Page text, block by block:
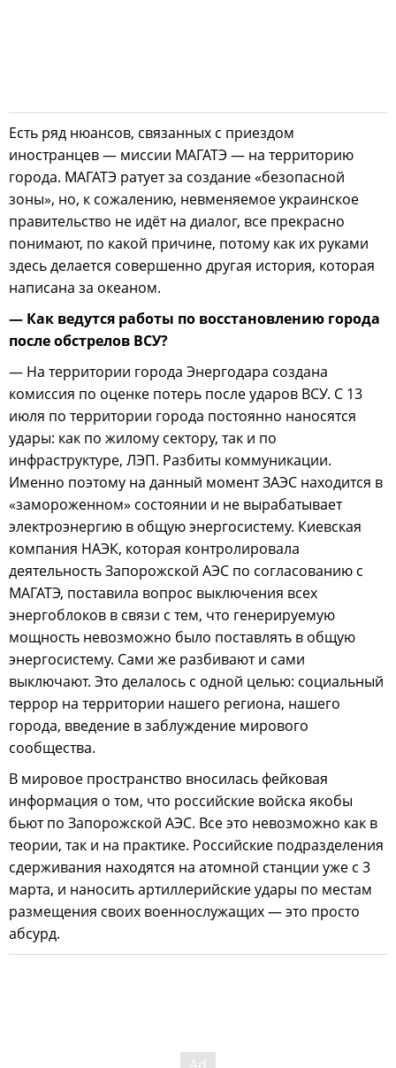
Есть ряд нюансов, связанных с приездом
иностранцев — миссии МАГАТЭ — на территорию
города. МАГАТЭ ратует за создание «безопасной
зоны», но, к сожалению, невменяемое украинское
правительство не идёт на диалог, все прекрасно
понимают, по какой причине, потому как их руками
здесь делается совершенно другая история, которая
написана за океаном.
— Как ведутся работы по восстановлению города
после обстрелов ВСУ?
— На территории города Энергодара создана
комиссия по оценке потерь после ударов ВСУ. С 13
июля по территории города постоянно наносятся
удары: как по жилому сектору, так и по
инфраструктуре, ЛЭП. Разбиты коммуникации.
Именно поэтому на данный момент ЗАЭС находится в
«замороженном» состоянии и не вырабатывает
электроэнергию в общую энергосистему. Киевская
компания НАЭК, которая контролировала
деятельность Запорожской АЭС по согласованию с
МАГАТЭ, поставила вопрос выключения всех
энергоблоков в связи с тем, что генерируемую
мощность невозможно было поставлять в общую
энергосистему. Сами же разбивают и сами
выключают. Это делалось с одной целью: социальный
террор на территории нашего региона, нашего
города, введение в заблуждение мирового
сообщества.
В мировое пространство вносилась фейковая
информация о том, что российские войска якобы
бьют по Запорожской АЭС. Все это невозможно как в
теории, так и на практике. Российские подразделения
сдерживания находятся на атомной станции уже с 3
марта, и наносить артиллерийские удары по местам
размещения своих военнослужащих — это просто
абсурд.